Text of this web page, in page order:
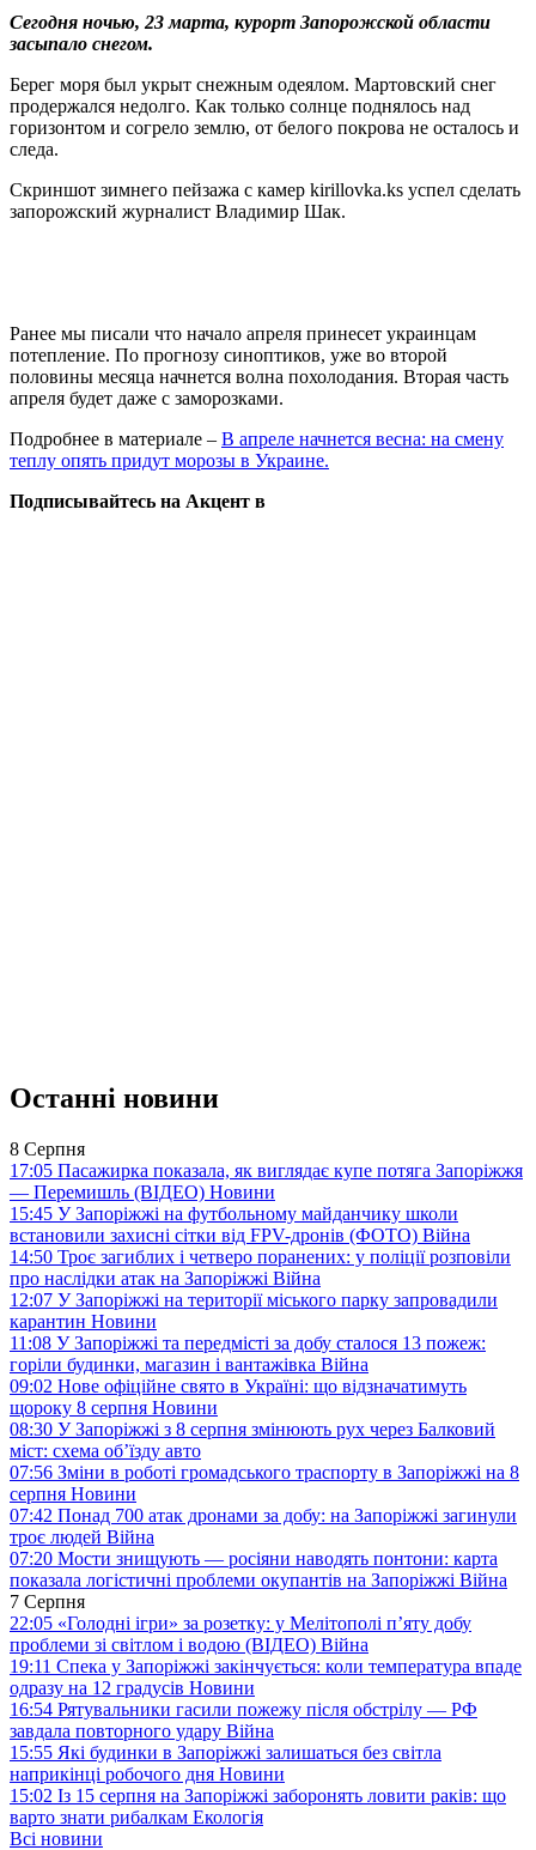
Сегодня ночью, 23 марта, курорт Запорожской области
засыпало снегом.
Берег моря был укрыт снежным одеялом. Мартовский снег
продержался недолго. Как только солнце поднялось над
горизонтом и согрело землю, от белого покрова не осталось и
следа.
Скриншот зимнего пейзажа с камер kirillovka.ks успел сделать
запорожский журналист Владимир Шак.
Ранее мы писали что начало апреля принесет украинцам
потепление. По прогнозу синоптиков, уже во второй
половины месяца начнется волна похолодания. Вторая часть
апреля будет даже с заморозками.
Подробнее в материале – В апреле начнется весна: на смену
теплу опять придут морозы в Украине.
Подписывайтесь на Акцент в
Останні новини
8 Серпня
17:05 Пасажирка показала, як виглядає купе потяга Запоріжжя
— Перемишль (ВІДЕО) Новини
15:45 У Запоріжжі на футбольному майданчику школи
встановили захисні сітки від FPV-дронів (ФОТО) Війна
14:50 Троє загиблих і четверо поранених: у поліції розповіли
про наслідки атак на Запоріжжі Війна
12:07 У Запоріжжі на території міського парку запровадили
карантин Новини
11:08 У Запоріжжі та передмісті за добу сталося 13 пожеж:
горіли будинки, магазин і вантажівка Війна
09:02 Нове офіційне свято в Україні: що відзначатимуть
щороку 8 серпня Новини
08:30 У Запоріжжі з 8 серпня змінюють рух через Балковий
міст: схема об’їзду авто
07:56 Зміни в роботі громадського траспорту в Запоріжжі на 8
серпня Новини
07:42 Понад 700 атак дронами за добу: на Запоріжжі загинули
троє людей Війна
07:20 Мости знищують — росіяни наводять понтони: карта
показала логістичні проблеми окупантів на Запоріжжі Війна
7 Серпня
22:05 «Голодні ігри» за розетку: у Мелітополі п’яту добу
проблеми зі світлом і водою (ВІДЕО) Війна
19:11 Спека у Запоріжжі закінчується: коли температура впаде
одразу на 12 градусів Новини
16:54 Рятувальники гасили пожежу після обстрілу — РФ
завдала повторного удару Війна
15:55 Які будинки в Запоріжжі залишаться без світла
наприкінці робочого дня Новини
15:02 Із 15 серпня на Запоріжжі заборонять ловити раків: що
варто знати рибалкам Екологія
Всі новини